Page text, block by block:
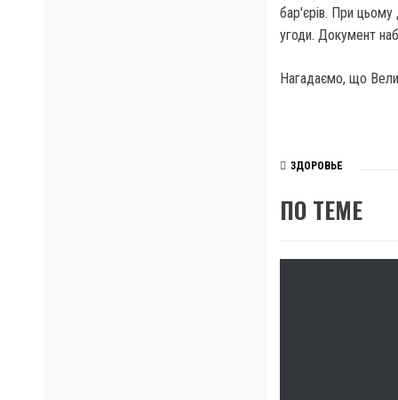
бар'єрів. При цьому
угоди. Документ
Нагадаємо, що
ЗДОРОВЬЕ
ПО ТЕМЕ